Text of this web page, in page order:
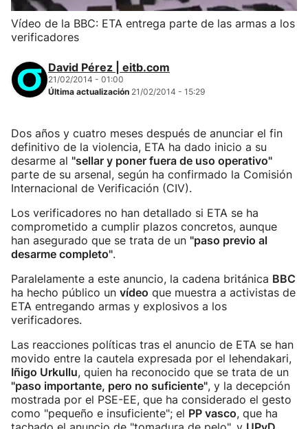
Vídeo de la BBC: ETA entrega parte de las armas a los
verificadores
David Pérez | eitb.com
21/02/2014 - 01:00
Última actualización 21/02/2014 - 15:29
Dos años y cuatro meses después de anunciar el fin
definitivo de la violencia, ETA ha dado inicio a su
desarme al "sellar y poner fuera de uso operativo"
parte de su arsenal, según ha confirmado la Comisión
Internacional de Verificación (CIV).
Los verificadores no han detallado si ETA se ha
comprometido a cumplir plazos concretos, aunque
han asegurado que se trata de un "paso previo al
desarme completo".
Paralelamente a este anuncio, la cadena británica BBC
ha hecho público un vídeo que muestra a activistas de
ETA entregando armas y explosivos a los
verificadores.
Las reacciones políticas tras el anuncio de ETA se han
movido entre la cautela expresada por el lehendakari,
Iñigo Urkullu, quien ha reconocido que se trata de un
"paso importante, pero no suficiente", y la decepción
mostrada por el PSE-EE, que ha considerado el gesto
como "pequeño e insuficiente"; el PP vasco, que ha